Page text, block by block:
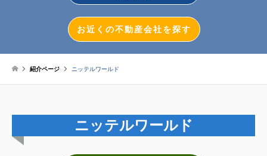
不動産投資
マンション売却
土地売却
お近くの不動産会社を探す
紹介ページ ニッテルワールド
ニッテルワールド